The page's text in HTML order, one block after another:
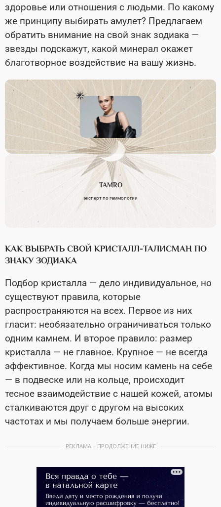
здоровье или отношения с людьми. По какому
же принципу выбирать амулет? Предлагаем
обратить внимание на свой знак зодиака —
звезды подскажут, какой минерал окажет
благотворное воздействие на вашу жизнь.
TAMRO
эксперт по геммологии
КАК ВЫБРАТЬ СВОЙ КРИСТАЛЛ-ТАЛИСМАН ПО
ЗНАКУ ЗОДИАКА
Подбор кристалла — дело индивидуальное, но
существуют правила, которые
распространяются на всех. Первое из них
гласит: необязательно ограничиваться только
одним камнем. И второе правило: размер
кристалла — не главное. Крупное — не всегда
эффективное. Когда мы носим камень на себе
— в подвеске или на кольце, происходит
тесное взаимодействие с нашей кожей, атомы
сталкиваются друг с другом на высоких
частотах и мы получаем больше энергии.
РЕКЛАМА – ПРОДОЛЖЕНИЕ НИЖЕ